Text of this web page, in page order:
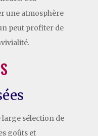
une atmosphère
peut profiter de
sélection de
goûts et